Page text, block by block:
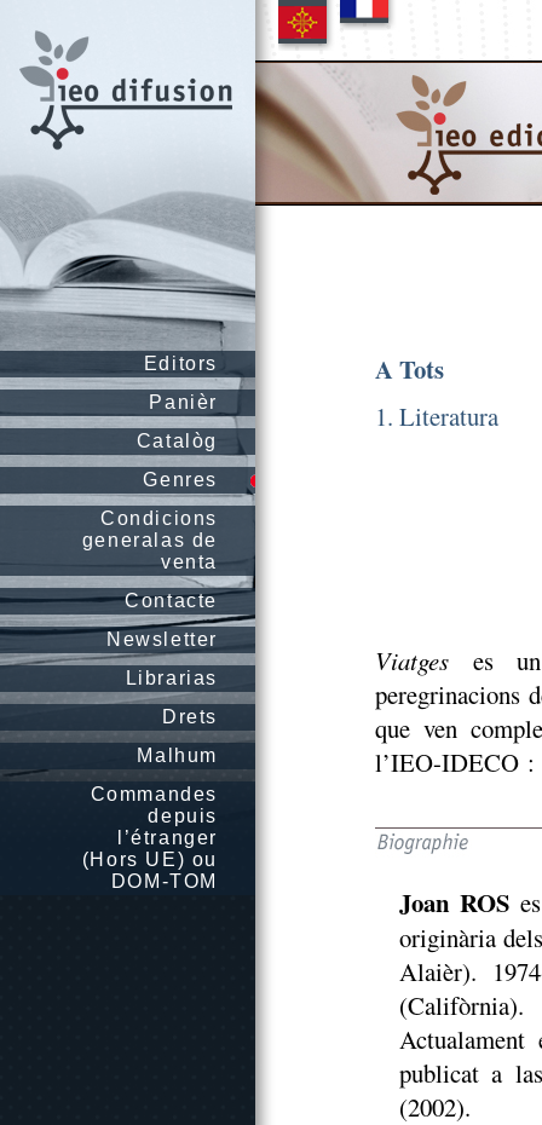
Editors
Panièr
Catalòg
Genres
Condicions
generalas de
venta
Contacte
Newsletter
Librarias
Drets
Malhum
Commandes
depuis
l’étranger
(Hors UE) ou
DOM-TOM
A Tots
1. Literatura
Viatges es
peregrinacions
que ven
l’IEO-IDECO :
Joan ROS
originària
Alaièr).
(Califòrnia).
Actualament
publicat a
(2002).